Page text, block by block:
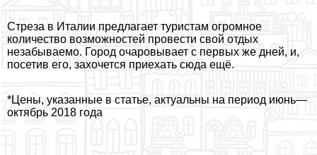
Стреза в Италии предлагает туристам огромное
количество возможностей провести свой отдых
незабываемо. Город очаровывает с первых же дней, и,
посетив его, захочется приехать сюда ещё.
*Цены, указанные в статье, актуальны на период июнь—
октябрь 2018 года